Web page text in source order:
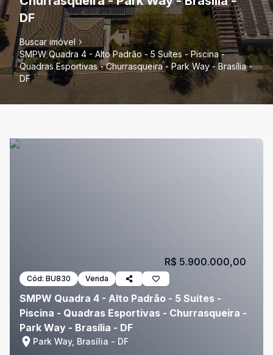
DF
Buscar imóvel
SMPW Quadra 4 - Alto Padrão - 5 Suítes - Piscina -
Quadras Esportivas - Churrasqueira - Park Way - Brasília -
DF
Cód: BU830 Venda
SMPW Quadra 4 - Alto Padrão - 5 Suítes -
Piscina - Quadras Esportivas - Churrasqueira -
Park Way - Brasília - DF
Park Way, Brasília - DF
R$ 5.900.000,00